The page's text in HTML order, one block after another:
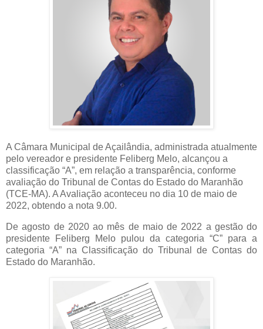
A Câmara Municipal de Açailândia, administrada atualmente
pelo vereador e presidente Feliberg Melo, alcançou a
classificação “A”, em relação a transparência, conforme
avaliação do Tribunal de Contas do Estado do Maranhão
(TCE-MA). A Avaliação aconteceu no dia 10 de maio de
2022, obtendo a nota 9.00.
De agosto de 2020 ao mês de maio de 2022 a gestão do
presidente Feliberg Melo pulou da categoria “C” para a
categoria “A” na Classificação do Tribunal de Contas do
Estado do Maranhão.